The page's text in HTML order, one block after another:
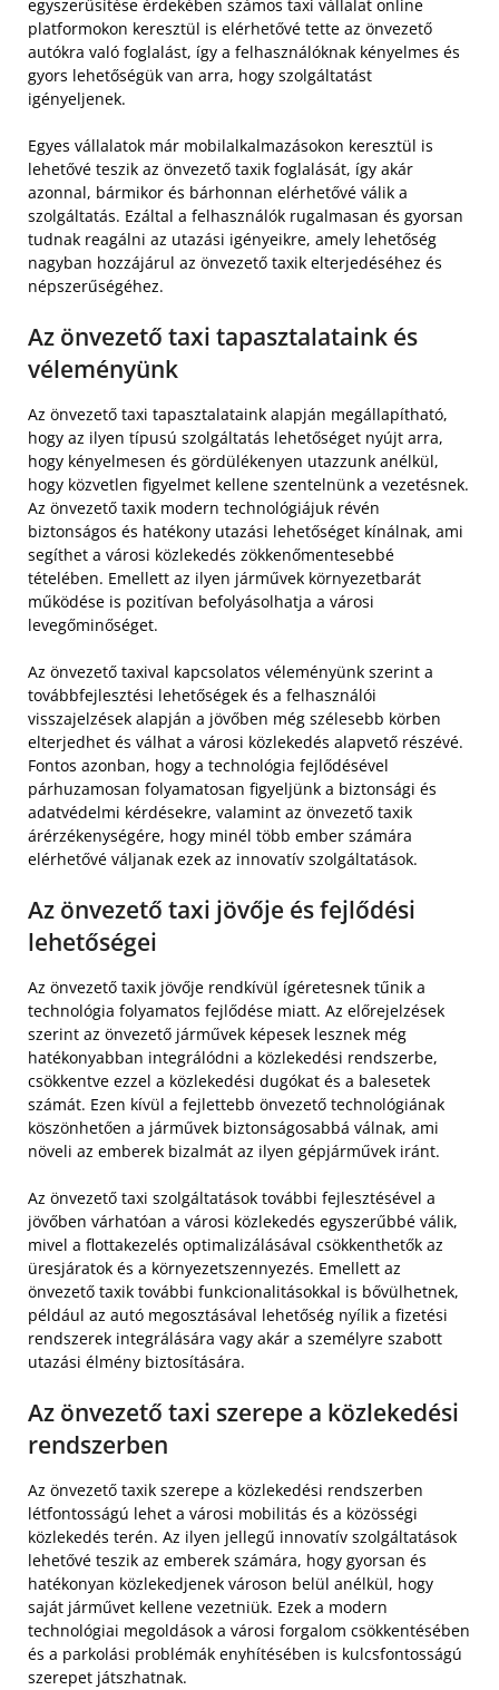
egyszerűsítése érdekében számos taxi vállalat online
platformokon keresztül is elérhetővé tette az önvezető
autókra való foglalást, így a felhasználóknak kényelmes és
gyors lehetőségük van arra, hogy szolgáltatást
igényeljenek.
Egyes vállalatok már mobilalkalmazásokon keresztül is
lehetővé teszik az önvezető taxik foglalását, így akár
azonnal, bármikor és bárhonnan elérhetővé válik a
szolgáltatás. Ezáltal a felhasználók rugalmasan és gyorsan
tudnak reagálni az utazási igényeikre, amely lehetőség
nagyban hozzájárul az önvezető taxik elterjedéséhez és
népszerűségéhez.
Az önvezető taxi tapasztalataink és
véleményünk
Az önvezető taxi tapasztalataink alapján megállapítható,
hogy az ilyen típusú szolgáltatás lehetőséget nyújt arra,
hogy kényelmesen és gördülékenyen utazzunk anélkül,
hogy közvetlen figyelmet kellene szentelnünk a vezetésnek.
Az önvezető taxik modern technológiájuk révén
biztonságos és hatékony utazási lehetőséget kínálnak, ami
segíthet a városi közlekedés zökkenőmentesebbé
tételében. Emellett az ilyen járművek környezetbarát
működése is pozitívan befolyásolhatja a városi
levegőminőséget.
Az önvezető taxival kapcsolatos véleményünk szerint a
továbbfejlesztési lehetőségek és a felhasználói
visszajelzések alapján a jövőben még szélesebb körben
elterjedhet és válhat a városi közlekedés alapvető részévé.
Fontos azonban, hogy a technológia fejlődésével
párhuzamosan folyamatosan figyeljünk a biztonsági és
adatvédelmi kérdésekre, valamint az önvezető taxik
árérzékenységére, hogy minél több ember számára
elérhetővé váljanak ezek az innovatív szolgáltatások.
Az önvezető taxi jövője és fejlődési
lehetőségei
Az önvezető taxik jövője rendkívül ígéretesnek tűnik a
technológia folyamatos fejlődése miatt. Az előrejelzések
szerint az önvezető járművek képesek lesznek még
hatékonyabban integrálódni a közlekedési rendszerbe,
csökkentve ezzel a közlekedési dugókat és a balesetek
számát. Ezen kívül a fejlettebb önvezető technológiának
köszönhetően a járművek biztonságosabbá válnak, ami
növeli az emberek bizalmát az ilyen gépjárművek iránt.
Az önvezető taxi szolgáltatások további fejlesztésével a
jövőben várhatóan a városi közlekedés egyszerűbbé válik,
mivel a flottakezelés optimalizálásával csökkenthetők az
üresjáratok és a környezetszennyezés. Emellett az
önvezető taxik további funkcionalitásokkal is bővülhetnek,
például az autó megosztásával lehetőség nyílik a fizetési
rendszerek integrálására vagy akár a személyre szabott
utazási élmény biztosítására.
Az önvezető taxi szerepe a közlekedési
rendszerben
Az önvezető taxik szerepe a közlekedési rendszerben
létfontosságú lehet a városi mobilitás és a közösségi
közlekedés terén. Az ilyen jellegű innovatív szolgáltatások
lehetővé teszik az emberek számára, hogy gyorsan és
hatékonyan közlekedjenek városon belül anélkül, hogy
saját járművet kellene vezetniük. Ezek a modern
technológiai megoldások a városi forgalom csökkentésében
és a parkolási problémák enyhítésében is kulcsfontosságú
szerepet játszhatnak.